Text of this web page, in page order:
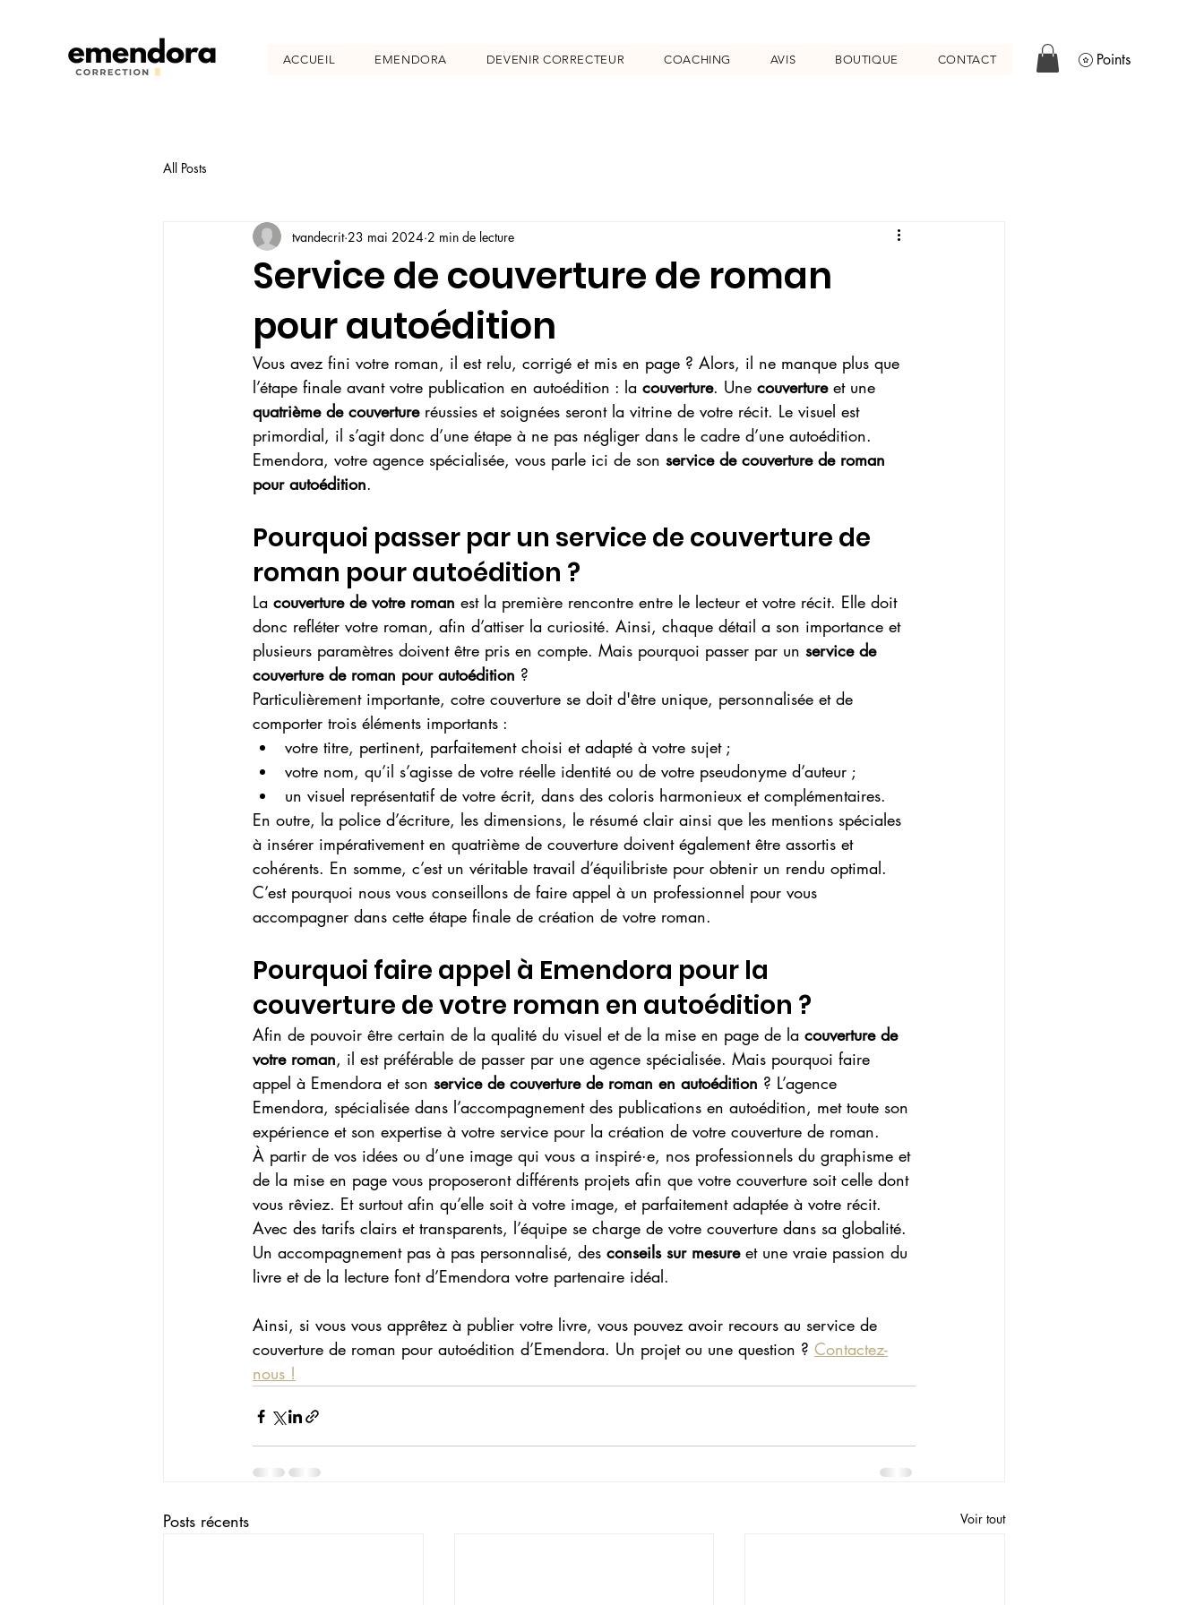
ACCUEIL EMENDORA DEVENIR CORRECTEUR COACHING AVIS BOUTIQUE CONTACT Points
All Posts
Service de couverture de roman
pour autoédition
tvandecrit 23 mai 2024 2 min de lecture
Vous avez fini votre roman, il est relu, corrigé et mis en page ? Alors, il ne manque plus que
l’étape finale avant votre publication en autoédition : la couverture. Une couverture et une
quatrième de couverture réussies et soignées seront la vitrine de votre récit. Le visuel est
primordial, il s’agit donc d’une étape à ne pas négliger dans le cadre d’une autoédition.
Emendora, votre agence spécialisée, vous parle ici de son service de couverture de roman
pour autoédition.
Pourquoi passer par un service de couverture de
roman pour autoédition ?
La couverture de votre roman est la première rencontre entre le lecteur et votre récit. Elle doit
donc refléter votre roman, afin d’attiser la curiosité. Ainsi, chaque détail a son importance et
plusieurs paramètres doivent être pris en compte. Mais pourquoi passer par un service de
couverture de roman pour autoédition ?
Particulièrement importante, cotre couverture se doit d'être unique, personnalisée et de
comporter trois éléments importants :
votre titre, pertinent, parfaitement choisi et adapté à votre sujet ;
votre nom, qu’il s’agisse de votre réelle identité ou de votre pseudonyme d’auteur ;
un visuel représentatif de votre écrit, dans des coloris harmonieux et complémentaires.
En outre, la police d’écriture, les dimensions, le résumé clair ainsi que les mentions spéciales
à insérer impérativement en quatrième de couverture doivent également être assortis et
cohérents. En somme, c’est un véritable travail d’équilibriste pour obtenir un rendu optimal.
C’est pourquoi nous vous conseillons de faire appel à un professionnel pour vous
accompagner dans cette étape finale de création de votre roman.
Pourquoi faire appel à Emendora pour la
couverture de votre roman en autoédition ?
Afin de pouvoir être certain de la qualité du visuel et de la mise en page de la couverture de
votre roman, il est préférable de passer par une agence spécialisée. Mais pourquoi faire
appel à Emendora et son service de couverture de roman en autoédition ? L’agence
Emendora, spécialisée dans l’accompagnement des publications en autoédition, met toute son
expérience et son expertise à votre service pour la création de votre couverture de roman.
À partir de vos idées ou d’une image qui vous a inspiré·e, nos professionnels du graphisme et
de la mise en page vous proposeront différents projets afin que votre couverture soit celle dont
vous rêviez. Et surtout afin qu’elle soit à votre image, et parfaitement adaptée à votre récit.
Avec des tarifs clairs et transparents, l’équipe se charge de votre couverture dans sa globalité.
Un accompagnement pas à pas personnalisé, des conseils sur mesure et une vraie passion du
livre et de la lecture font d’Emendora votre partenaire idéal.
Ainsi, si vous vous apprêtez à publier votre livre, vous pouvez avoir recours au service de
couverture de roman pour autoédition d’Emendora. Un projet ou une question ? Contactez-
nous !
Posts récents Voir tout